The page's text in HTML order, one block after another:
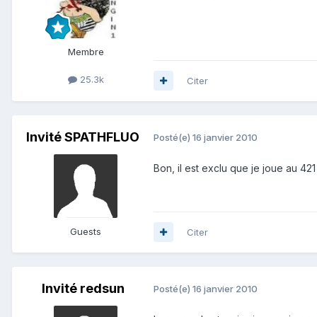
Membre
25.3k Citer
Invité SPATHFLUO
Guests
Posté(e) 16 janvier 2010
Bon, il est exclu que je joue au 421
Citer
Invité redsun Posté(e) 16 janvier 2010